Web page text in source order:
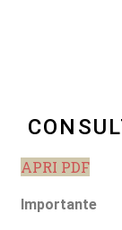
APRI PDF
Importante